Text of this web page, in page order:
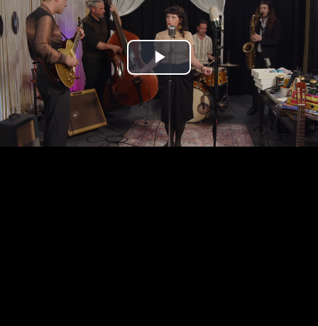
Play
Video